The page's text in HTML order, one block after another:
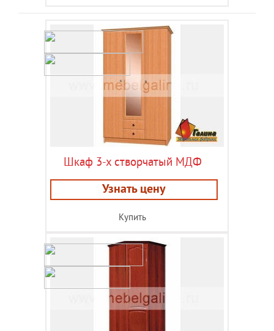
Шкаф 3-х створчатый МДФ
Узнать цену
Купить